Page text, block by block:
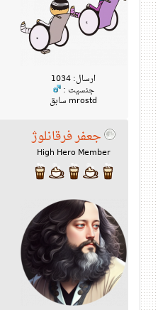
ارسال: 1034
جنسیت :
mrostd سابق
جعفر فرقانلوژ
High Hero Member